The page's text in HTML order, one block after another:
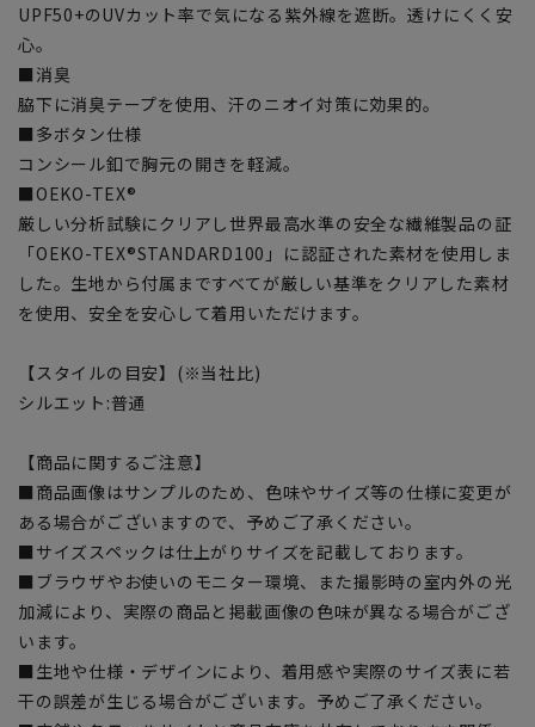
UPF50+のUVカット率で気になる紫外線を遮断。透けにくく安
心。
■消臭
脇下に消臭テープを使用、汗のニオイ対策に効果的。
■多ボタン仕様
コンシール釦で胸元の開きを軽減。
■OEKO-TEX®
厳しい分析試験にクリアし世界最高水準の安全な繊維製品の証
「OEKO-TEX®STANDARD100」に認証された素材を使用しま
した。生地から付属まですべてが厳しい基準をクリアした素材
を使用、安全を安心して着用いただけます。
【スタイルの目安】(※当社比)
シルエット:普通
【商品に関するご注意】
■商品画像はサンプルのため、色味やサイズ等の仕様に変更が
ある場合がございますので、予めご了承ください。
■サイズスペックは仕上がりサイズを記載しております。
■ブラウザやお使いのモニター環境、また撮影時の室内外の光
加減により、実際の商品と掲載画像の色味が異なる場合がござ
います。
■生地や仕様・デザインにより、着用感や実際のサイズ表に若
干の誤差が生じる場合がございます。予めご了承ください。